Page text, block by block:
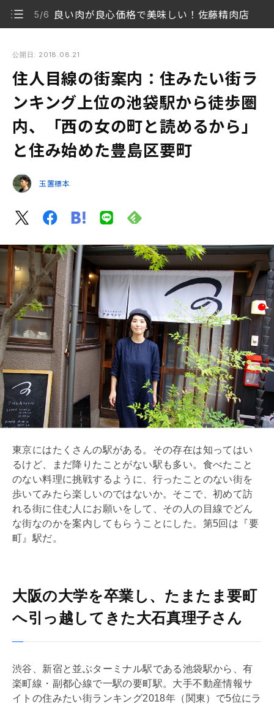
5/6 良い肉が良心価格で美味しい！佐藤精肉店
歩圏内、「西の女の町と読めるから」と住み始めた豊島区要町
1/6
大阪の大学を卒業し、たまたま要町へ引っ越してきた
大石真理子さん
2/6 池袋の西側は芸術を育む街でもある
3/6
大ヒット中の『カメラを止めるな！』を公開当初から
4/6
5/6 良い肉が良心価格で美味しい！佐藤精肉店
6/6 その名も『要町ブレンド』を出す珈琲豆専門店の優
公開日: 2018.08.21
住人目線の街案内：住みたい街ラ
ンキング上位の池袋駅から徒歩圏
内、「西の女の町と読めるから」
と住み始めた豊島区要町
玉置標本
東京にはたくさんの駅がある。その存在は知ってはい
るけど、まだ降りたことがない駅も多い。食べたこと
のない料理に挑戦するように、行ったことのない街を
歩いてみたら楽しいのではないか。そこで、初めて訪
れる街に住む人にお願いをして、その人の目線でどん
な街なのかを案内してもらうことにした。第5回は『要
町』駅だ。
大阪の大学を卒業し、たまたま要町
へ引っ越してきた大石真理子さん
渋谷、新宿と並ぶターミナル駅である池袋駅から、有
楽町線・副都心線で一駅の要町駅。大手不動産情報サ
イトの住みたい街ランキング2018年（関東）で5位にラ